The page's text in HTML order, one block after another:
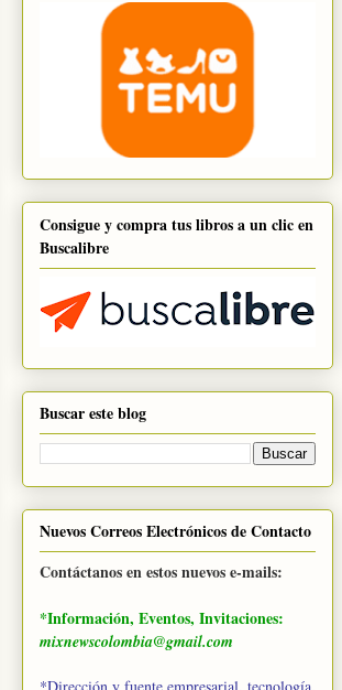
Consigue y compra tus libros a un clic en
Buscalibre
Buscar este blog
Nuevos Correos Electrónicos de Contacto
Contáctanos en estos nuevos e-mails:
*Información, Eventos, Invitaciones:
mixnewscolombia@gmail.com